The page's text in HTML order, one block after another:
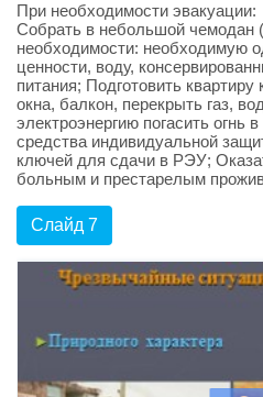
При необходимости эвакуации:
Собрать в небольшой чемодан
необходимости: необходимую
ценности, воду,
питания; Подготовить
окна, балкон, перекрыть газ,
электроэнергию погасить огнь
средства индивидуальной
ключей для сдачи в РЭУ;
больным и престарелым
Слайд 7